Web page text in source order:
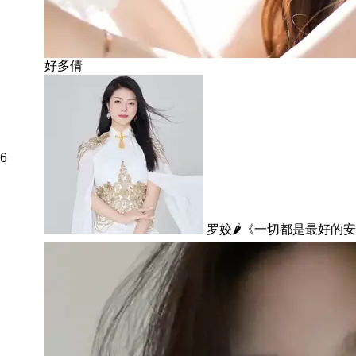
好多倩
6
罗姣🌶️《一切都是最好的